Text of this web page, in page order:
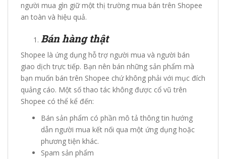
người mua gìn giữ một thị trường mua bán trên Shopee
an toàn và hiệu quả.
Bán hàng thật
Shopee là ứng dụng hỗ trợ người mua và người bán
giao dịch trực tiếp. Bạn nên bán những sản phẩm mà
bạn muốn bán trên Shopee chứ không phải với mục đích
quảng cáo. Một số thao tác không được cổ vũ trên
Shopee có thể kể đến:
Bán sản phẩm có phần mô tả thông tin hướng
dẫn người mua kết nối qua một ứng dụng hoặc
phương tiện khác.
Spam sản phẩm